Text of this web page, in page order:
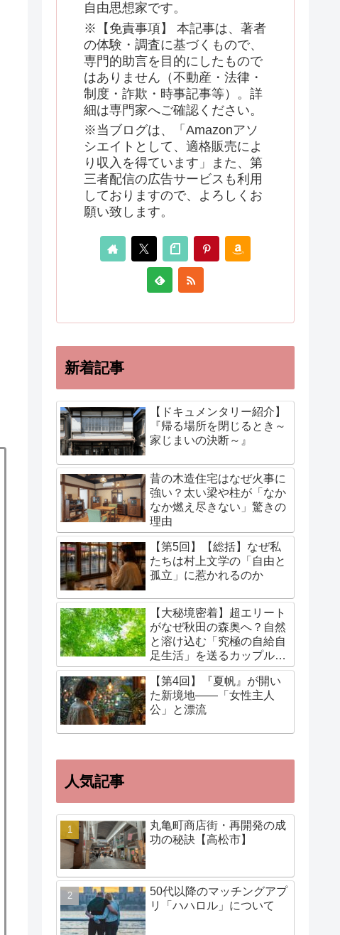
自由思想家です。
※【免責事項】 本記事は、著者
の体験・調査に基づくもので、
専門的助言を目的にしたもので
はありません（不動産・法律・
制度・詐欺・時事記事等）。詳
細は専門家へご確認ください。
※当ブログは、「Amazonアソ
シエイトとして、適格販売によ
り収入を得ています」また、第
三者配信の広告サービスも利用
しておりますので、よろしくお
願い致します。
新着記事
【ドキュメンタリー紹介】
『帰る場所を閉じるとき～
家じまいの決断～』
昔の木造住宅はなぜ火事に
強い？太い梁や柱が「なか
なか燃え尽きない」驚きの
理由
【第5回】【総括】なぜ私
たちは村上文学の「自由と
孤立」に惹かれるのか
【大秘境密着】超エリート
がなぜ秋田の森奥へ？自然
と溶け込む「究極の自給自
足生活」を送るカップルに
迫る！
【第4回】『夏帆』が開い
た新境地——「女性主人
公」と漂流
人気記事
丸亀町商店街・再開発の成
功の秘訣【高松市】
50代以降のマッチングアプ
リ「ハハロル」について